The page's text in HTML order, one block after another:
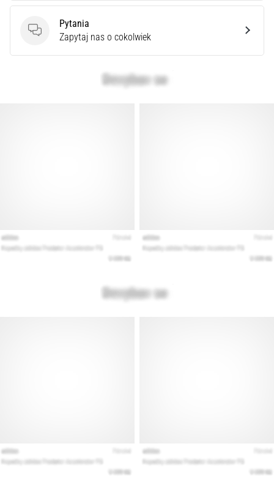
Pytania
Pytania
Zapytaj nas o cokolwiek